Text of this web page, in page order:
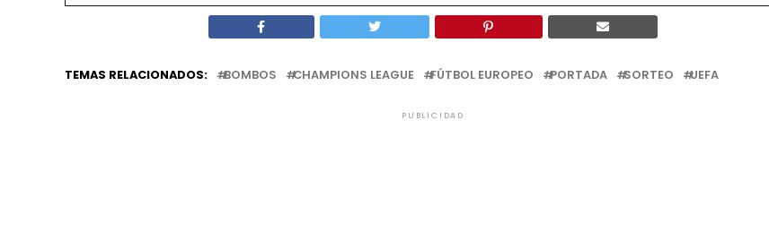
TEMAS RELACIONADOS: BOMBOS CHAMPIONS LEAGUE FÚTBOL EUROPEO PORTADA SORTEO UEFA
PUBLICIDAD